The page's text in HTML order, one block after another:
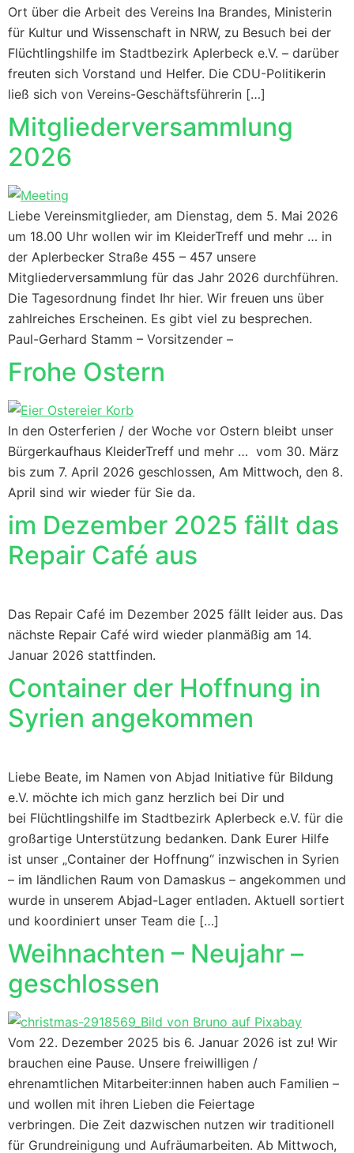
Ort über die Arbeit des Vereins Ina Brandes, Ministerin
für Kultur und Wissenschaft in NRW, zu Besuch bei der
Flüchtlingshilfe im Stadtbezirk Aplerbeck e.V. – darüber
freuten sich Vorstand und Helfer. Die CDU-Politikerin
ließ sich von Vereins-Geschäftsführerin […]
Mitgliederversammlung
2026
Liebe Vereinsmitglieder, am Dienstag, dem 5. Mai 2026
um 18.00 Uhr wollen wir im KleiderTreff und mehr … in
der Aplerbecker Straße 455 – 457 unsere
Mitgliederversammlung für das Jahr 2026 durchführen.
Die Tagesordnung findet Ihr hier. Wir freuen uns über
zahlreiches Erscheinen. Es gibt viel zu besprechen.
Paul-Gerhard Stamm – Vorsitzender –
Frohe Ostern
In den Osterferien / der Woche vor Ostern bleibt unser
Bürgerkaufhaus KleiderTreff und mehr … vom 30. März
bis zum 7. April 2026 geschlossen, Am Mittwoch, den 8.
April sind wir wieder für Sie da.
im Dezember 2025 fällt das
Repair Café aus
Das Repair Café im Dezember 2025 fällt leider aus. Das
nächste Repair Café wird wieder planmäßig am 14.
Januar 2026 stattfinden.
Container der Hoffnung in
Syrien angekommen
Liebe Beate, im Namen von Abjad Initiative für Bildung
e.V. möchte ich mich ganz herzlich bei Dir und
bei Flüchtlingshilfe im Stadtbezirk Aplerbeck e.V. für die
großartige Unterstützung bedanken. Dank Eurer Hilfe
ist unser „Container der Hoffnung“ inzwischen in Syrien
– im ländlichen Raum von Damaskus – angekommen und
wurde in unserem Abjad-Lager entladen. Aktuell sortiert
und koordiniert unser Team die […]
Weihnachten – Neujahr –
geschlossen
Vom 22. Dezember 2025 bis 6. Januar 2026 ist zu! Wir
brauchen eine Pause. Unsere freiwilligen /
ehrenamtlichen Mitarbeiter:innen haben auch Familien –
und wollen mit ihren Lieben die Feiertage
verbringen. Die Zeit dazwischen nutzen wir traditionell
für Grundreinigung und Aufräumarbeiten. Ab Mittwoch,